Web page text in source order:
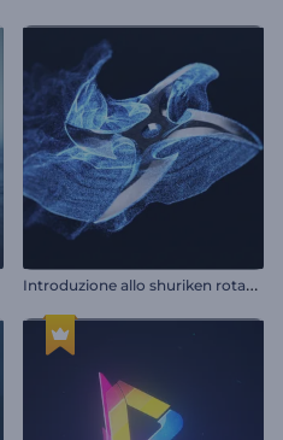
I
ntroduzione allo shuriken rotante